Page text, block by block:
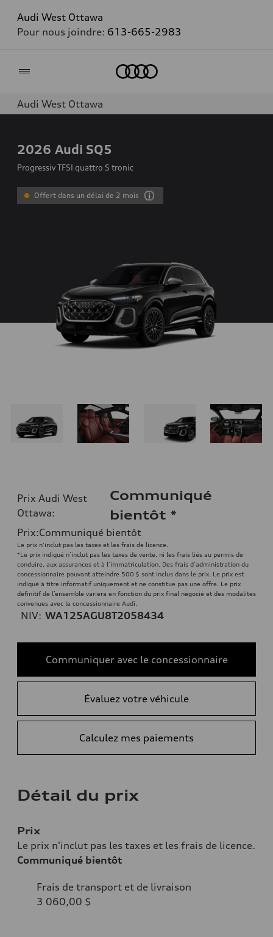
Audi West Ottawa
Pour nous joindre: 613-665-2983
Audi West Ottawa
2026 Audi SQ5
Progressiv TFSI quattro S tronic
Offert dans un délai de 2 mois
Prix Audi West
Ottawa:
Communiqué
bientôt *
Prix:Communiqué bientôt
Le prix n'inclut pas les taxes et les frais de licence.
*Le prix indiqué n’inclut pas les taxes de vente, ni les frais liés au permis de
conduire, aux assurances et à l’immatriculation. Des frais d’administration du
concessionnaire pouvant atteindre 500 $ sont inclus dans le prix. Le prix est
indiqué à titre informatif uniquement et ne constitue pas une offre. Le prix
définitif de l’ensemble variera en fonction du prix final négocié et des modalités
convenues avec le concessionnaire Audi.
NIV: WA125AGU8T2058434
Communiquer avec le concessionnaire
Évaluez votre véhicule
Calculez mes paiements
Détail du prix
Prix
Le prix n'inclut pas les taxes et les frais de licence.
Communiqué bientôt
Frais de transport et de livraison
3 060,00 $